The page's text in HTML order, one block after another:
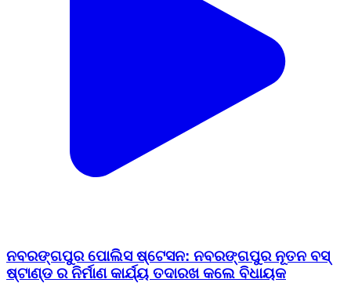
ନବରଙ୍ଗପୁର ପୋଲିସ ଷ୍ଟେସନ: ନବରଙ୍ଗପୁର ନୂତନ ବସ୍
ଷ୍ଟାଣ୍ଡ ର ନିର୍ମାଣ କାର୍ଯ୍ୟ ତଦାରଖ କଲେ ବିଧାୟକ